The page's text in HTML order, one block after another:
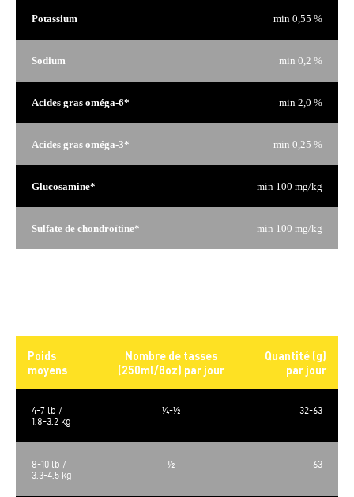
Potassium min 0,55 %
Sodium min 0,2 %
Acides gras oméga-6* min 2,0 %
Acides gras oméga-3* min 0,25 %
Glucosamine* min 100 mg/kg
Sulfate de chondroïtine* min 100 mg/kg
Poids
moyens
Nombre de tasses
(250ml/8oz) par jour
Quantité (g)
par jour
4-7 lb /
1.8-3.2 kg
¼-½ 32-63
8-10 lb /
3.3-4.5 kg
½ 63